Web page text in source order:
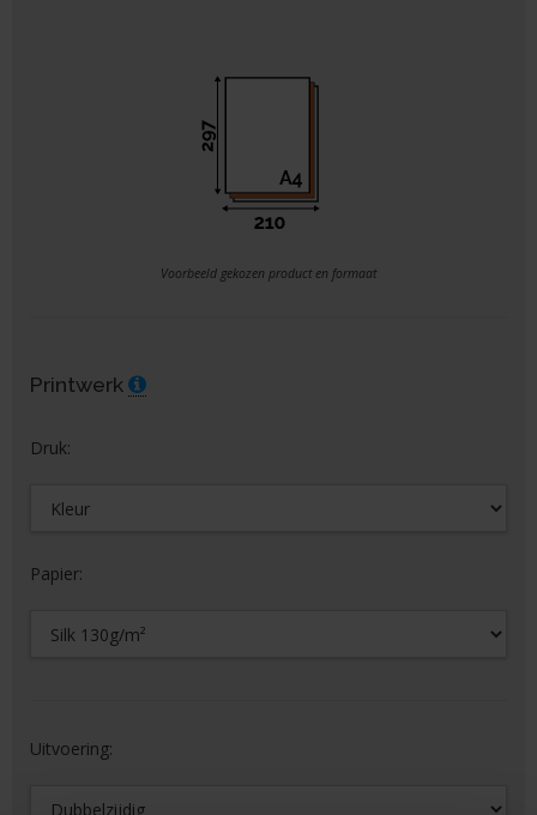
Voorbeeld gekozen product en formaat
Printwerk
Druk:
Papier:
Uitvoering: